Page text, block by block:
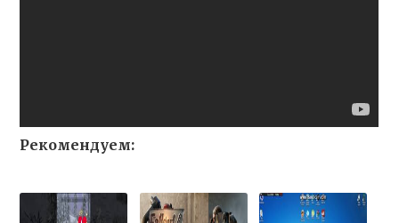
Рекомендуем: